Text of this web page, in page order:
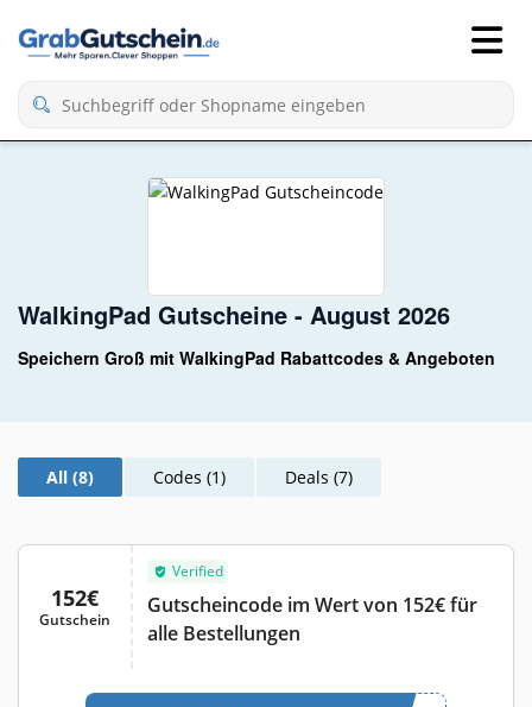
WalkingPad Gutscheine - August 2026
Speichern Groß mit WalkingPad Rabattcodes & Angeboten
All (8) Codes (1) Deals (7)
152€
Gutschein
Verified
Gutscheincode im Wert von 152€ für
alle Bestellungen